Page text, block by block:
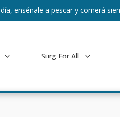
enséñale a pescar y comerá
Surg For All